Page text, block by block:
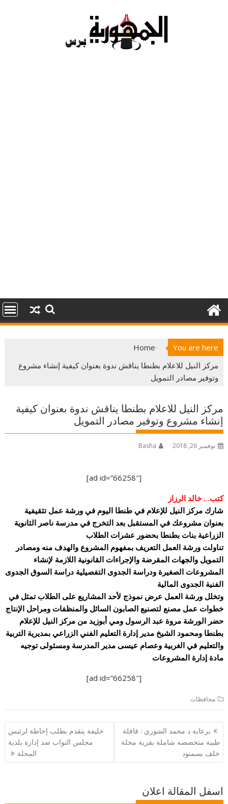
You are here
Home
مركز النيل للاعلام بطنطا يناقش ندوة بعنوان كيفية إنشاء مشروع
وتوفير مصادر التمويل
مركز النيل للاعلام بطنطا يناقش ندوة بعنوان كيفية
إنشاء مشروع وتوفير مصادر التمويل
نوفمبر 26, 2018 Basha
[ad id=”66258″]
كتب… خالد الرزاز
شارك مركز النيل للإعلام في طنطا اليوم في ورشة عمل تثقيفية
بعنوان مشروعك في المستقبل بعد التخرج في مدرسة ناصر الثانوية
الزراعية بنات بطنطا بحضور عشرات الطلاب
تناولت ورشة العمل التعريف بمفهوم المشروع والهدف منه ومصادر
التمويل والجهات المقرضة والإجراءات القانونية اللازمة لإنشاء
المشروعات الصغيرة ودراسة الجدوى التفصيلية دراسة السوق الجدوى
الفنية الجدوى المالية
وتخلل ورشة العمل عرض نموذج لأحد المشاريع على الطلاب تمثل في
خطوات عمل مصنع لتصنيع الصابون السائل والمنظفات ومراحل الإنتاج
حضر الورشة مروة عبد الرسول ومي أبوزيد من مركز النيل للإعلام
بطنطا ومحمود الشيخ مدير إدارة التعليم الفني الزراعي بمديرية التربية
والتعليم في الغربية وعصام عيسى مدير المدرسة ومسئولى توجيه
مادة إدارة المشروعات
[ad id=”66258″]
محافظات
تصفّح
المقالات
برعاية د محمد الشوري : قافلة
طبية متخصصه شاملة بقرية محلة
خلف بسمنود
خليفة يتقدم بطلب إحاطة لرئيس
مجلس النواب ضد إدارة بلدية
المحلة
اسفل المقالة اعلان